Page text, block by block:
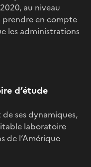
au niveau
prendre en compte
les administrations
d’étude
ses dynamiques,
laboratoire
de l’Amérique